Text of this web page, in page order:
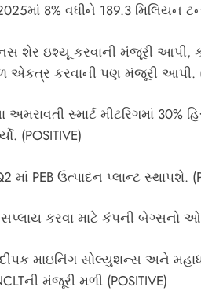
8% વધીને 189.3 મિલિયન
શેર ઇશ્યૂ કરવાની મંજૂરી આપી,
એકત્ર કરવાની પણ મંજૂરી આપી.
સ્માર્ટ મીટરિંગમાં 30%
(POSITIVE)
PEB ઉત્પાદન પ્લાન્ટ સ્થાપશે.
કરવા માટે કંપની બેગ્સનો
માઇનિંગ સોલ્યુશન્સ અને
મંજૂરી મળી (POSITIVE)